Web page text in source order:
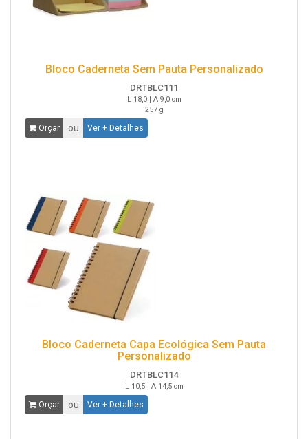
Bloco Caderneta Sem Pauta Personalizado
DRTBLC111
L 18,0 | A 9,0 cm
257 g
Orçar ou Ver + Detalhes
Bloco Caderneta Capa Ecológica Sem Pauta
Personalizado
DRTBLC114
L 10,5 | A 14,5 cm
Orçar ou Ver + Detalhes